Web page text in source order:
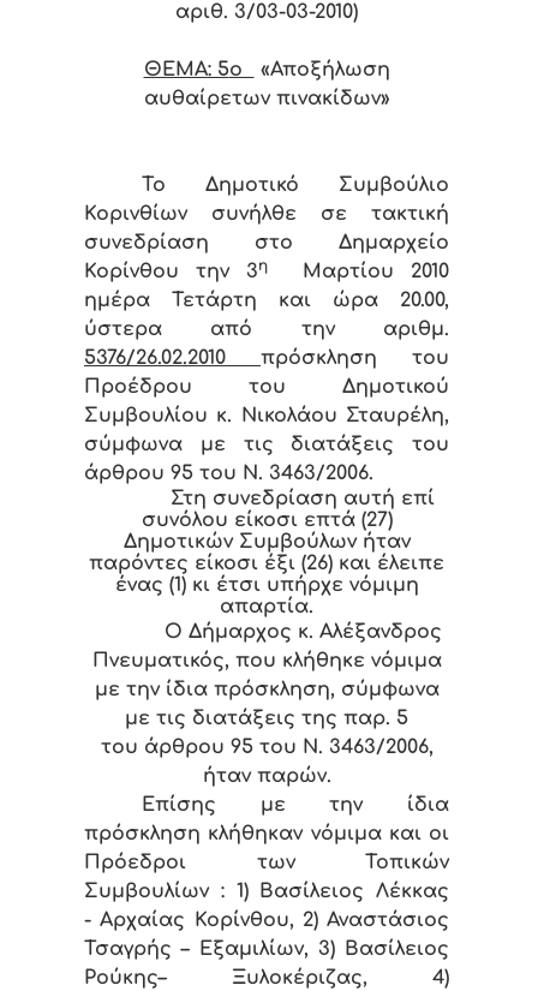
αριθ. 3/03-03-2010)
ΘΕΜΑ: 5o
«Αποξήλωση
αυθαίρετων πινακίδων»
Το Δημοτικό Συμβούλιο
Κορινθίων συνήλθε σε τακτική
συνεδρίαση στο Δημαρχείο
Κορίνθου την 3η
Μαρτίου 2010
ημέρα Τετάρτη και ώρα 20.00,
ύστερα από την αριθμ.
5376/26.02.2010 πρόσκληση του
Προέδρου του Δημοτικού
Συμβουλίου κ. Νικολάου Σταυρέλη,
σύμφωνα με τις διατάξεις του
άρθρου 95 του Ν. 3463/2006.
Στη συνεδρίαση αυτή επί
συνόλου είκοσι επτά (27)
Δημοτικών Συμβούλων ήταν
παρόντες είκοσι έξι (26) και έλειπε
ένας (1) κι έτσι υπήρχε νόμιμη
απαρτία.
Ο Δήμαρχος κ. Αλέξανδρος
Πνευματικός, που κλήθηκε νόμιμα
με την ίδια πρόσκληση, σύμφωνα
με τις διατάξεις της παρ. 5
του άρθρου 95 του Ν. 3463/2006,
ήταν παρών.
Επίσης με την ίδια
πρόσκληση κλήθηκαν νόμιμα και οι
Πρόεδροι των Τοπικών
Συμβουλίων : 1) Βασίλειος Λέκκας
- Αρχαίας Κορίνθου, 2) Αναστάσιος
Τσαγρής – Εξαμιλίων, 3) Βασίλειος
Ρούκης– Ξυλοκέριζας, 4)